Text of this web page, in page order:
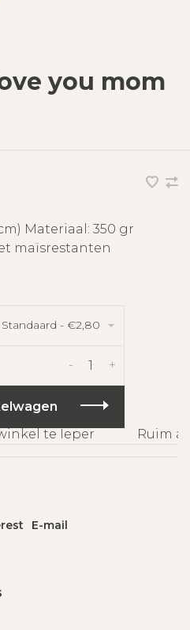
you mom
Materiaal: 350 gr
maïsrestanten
Standaard - €2,80
+
-
te Ieper
Ruim
E-mail